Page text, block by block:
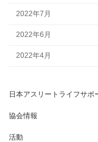
2022年7月
2022年6月
2022年4月
日本アスリートライフサポ
協会情報
活動